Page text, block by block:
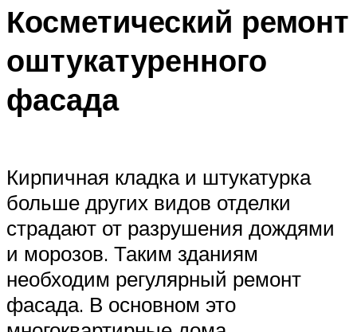
Косметический ремонт
оштукатуренного
фасада
Кирпичная кладка и штукатурка
больше других видов отделки
страдают от разрушения дождями
и морозов. Таким зданиям
необходим регулярный ремонт
фасада. В основном это